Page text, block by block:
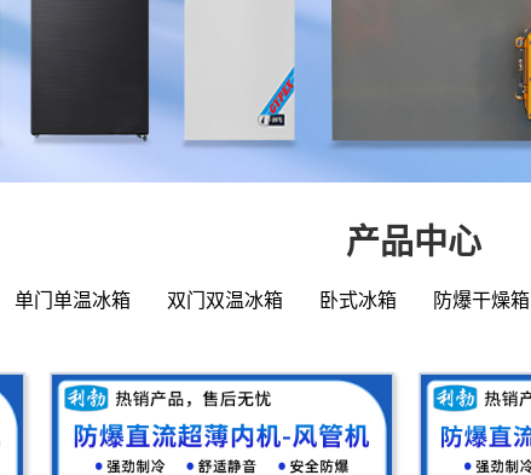
产品中心
单门单温冰箱 双门双温冰箱 卧式冰箱 防爆干燥箱